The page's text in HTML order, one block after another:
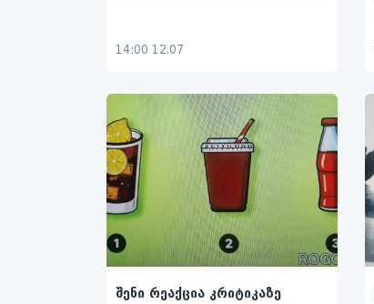
14:00 12.07
შენი რეაქცია კრიტიკაზე